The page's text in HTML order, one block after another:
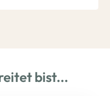
bist...